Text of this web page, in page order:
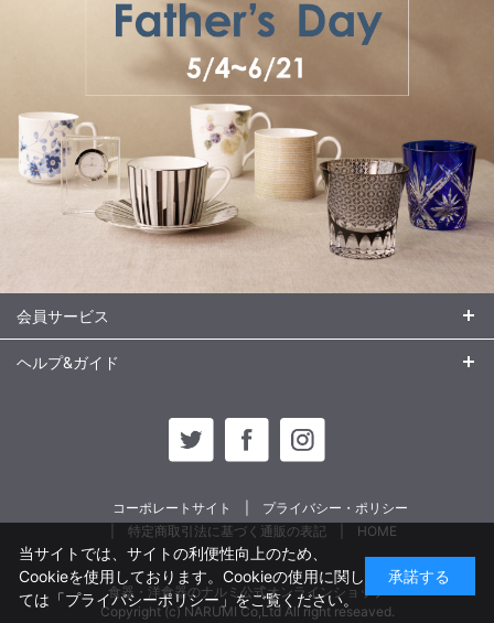
会員サービス
ヘルプ&ガイド
コーポレートサイト
プライバシー・ポリシー
特定商取引法に基づく通販の表記
HOME
食器・洋食器のナルミ公式オンラインショップ
Copyright (c) NARUMI Co,Ltd All right reseaved.
当サイトでは、サイトの利便性向上のため、
Cookieを使用しております。Cookieの使用に関し
ては 「プライバシーポリシー」をご覧ください。
承諾する